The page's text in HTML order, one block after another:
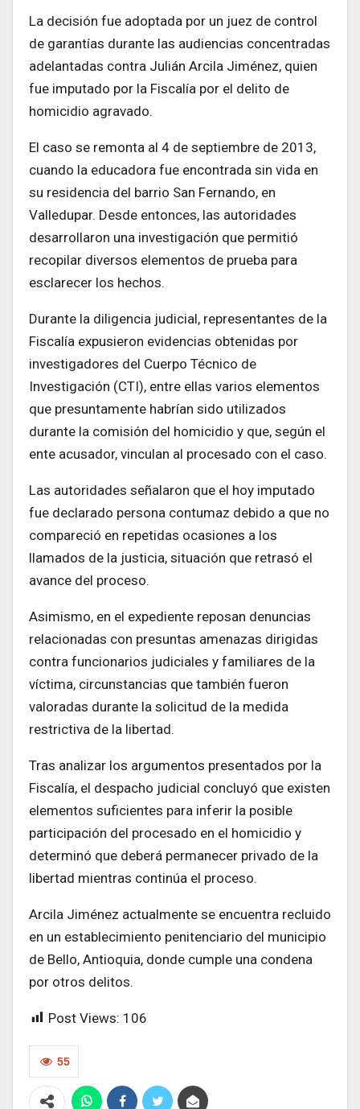
La decisión fue adoptada por un juez de control
de garantías durante las audiencias concentradas
adelantadas contra Julián Arcila Jiménez, quien
fue imputado por la Fiscalía por el delito de
homicidio agravado.
El caso se remonta al 4 de septiembre de 2013,
cuando la educadora fue encontrada sin vida en
su residencia del barrio San Fernando, en
Valledupar. Desde entonces, las autoridades
desarrollaron una investigación que permitió
recopilar diversos elementos de prueba para
esclarecer los hechos.
Durante la diligencia judicial, representantes de la
Fiscalía expusieron evidencias obtenidas por
investigadores del Cuerpo Técnico de
Investigación (CTI), entre ellas varios elementos
que presuntamente habrían sido utilizados
durante la comisión del homicidio y que, según el
ente acusador, vinculan al procesado con el caso.
Las autoridades señalaron que el hoy imputado
fue declarado persona contumaz debido a que no
compareció en repetidas ocasiones a los
llamados de la justicia, situación que retrasó el
avance del proceso.
Asimismo, en el expediente reposan denuncias
relacionadas con presuntas amenazas dirigidas
contra funcionarios judiciales y familiares de la
víctima, circunstancias que también fueron
valoradas durante la solicitud de la medida
restrictiva de la libertad.
Tras analizar los argumentos presentados por la
Fiscalía, el despacho judicial concluyó que existen
elementos suficientes para inferir la posible
participación del procesado en el homicidio y
determinó que deberá permanecer privado de la
libertad mientras continúa el proceso.
Arcila Jiménez actualmente se encuentra recluido
en un establecimiento penitenciario del municipio
de Bello, Antioquia, donde cumple una condena
por otros delitos.
Post Views: 106
55